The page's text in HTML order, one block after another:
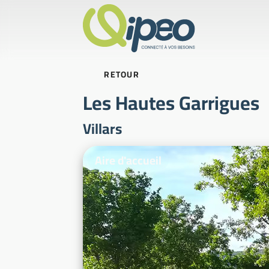
RETOUR
Les Hautes Garrigues
Villars
Photos d'illustration
Aire d'accueil